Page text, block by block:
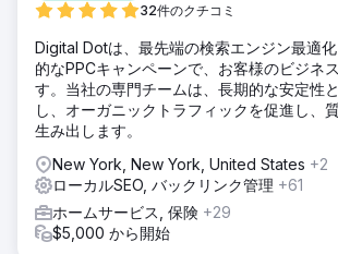
32件のクチコミ
Digital Dotは、最先端の検索エンジン最適
的なPPCキャンペーンで、お客様のビジネ
す。当社の専門チームは、長期的な安定性
し、オーガニックトラフィックを促進し、
生み出します。
New York, New York, United States +2
ローカルSEO, バックリンク管理 +61
ホームサービス, 保険 +29
$5,000 から開始